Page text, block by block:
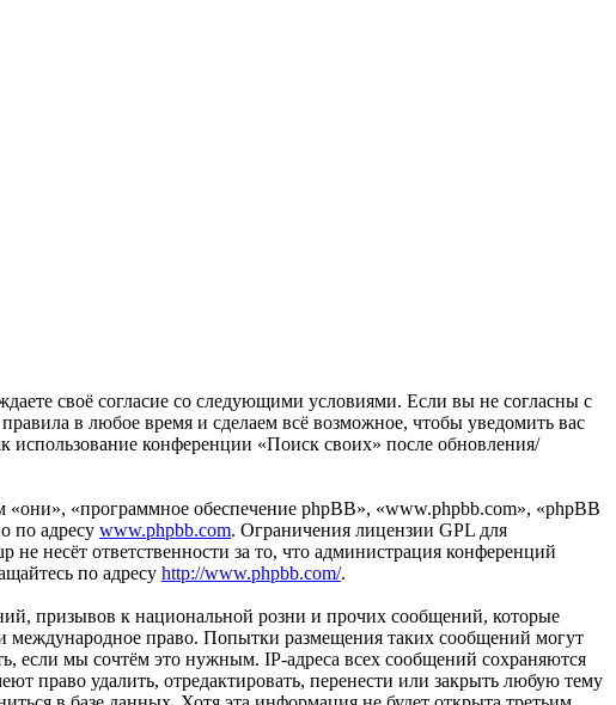
своё согласие со следующими условиями. Если вы не согласны с
в любое время и сделаем всё возможное, чтобы уведомить вас
использование конференции «Поиск своих» после обновления/
«программное обеспечение phpBB», «www.phpbb.com», «phpBB
по адресу www.phpbb.com. Ограничения лицензии GPL для
несёт ответственности за то, что администрация конференций
по адресу http://www.phpbb.com/.
призывов к национальной розни и прочих сообщений, которые
международное право. Попытки размещения таких сообщений могут
если мы сочтём это нужным. IP-адреса всех сообщений сохраняются
право удалить, отредактировать, перенести или закрыть любую тему